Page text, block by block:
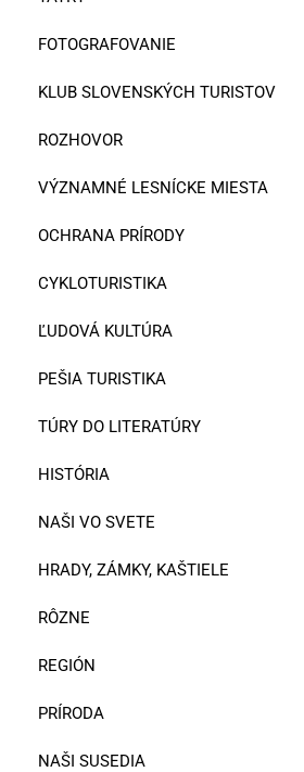
FOTOGRAFOVANIE
KLUB SLOVENSKÝCH TURISTOV
ROZHOVOR
VÝZNAMNÉ LESNÍCKE MIESTA
OCHRANA PRÍRODY
CYKLOTURISTIKA
ĽUDOVÁ KULTÚRA
PEŠIA TURISTIKA
TÚRY DO LITERATÚRY
HISTÓRIA
NAŠI VO SVETE
HRADY, ZÁMKY, KAŠTIELE
RÔZNE
REGIÓN
PRÍRODA
NAŠI SUSEDIA